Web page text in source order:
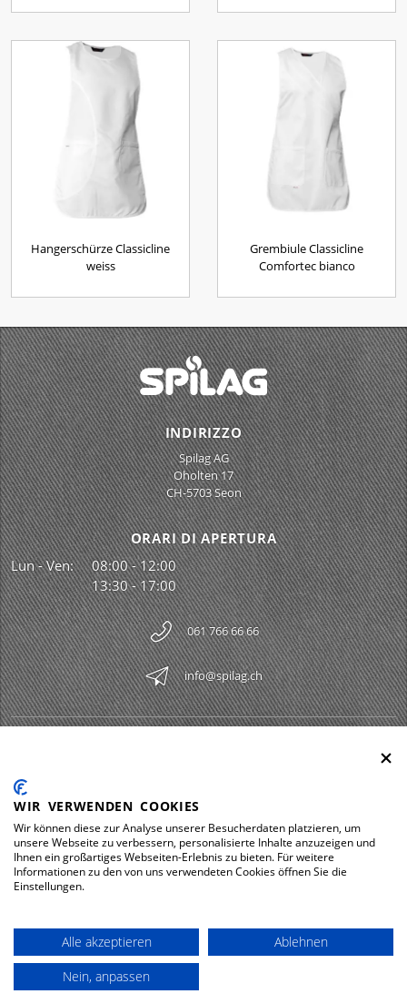
Hangerschürze Classicline
weiss
Grembiule Classicline
Comfortec bianco
INDIRIZZO
Spilag AG
Oholten 17
CH-5703 Seon
ORARI DI APERTURA
Lun - Ven:
08:00 - 12:00
13:30 - 17:00
061 766 66 66
info@spilag.ch
LEGAL
DOWNLOADS
© 2026 Spilag AG
WIR VERWENDEN COOKIES
Wir können diese zur Analyse unserer Besucherdaten platzieren, um
unsere Webseite zu verbessern, personalisierte Inhalte anzuzeigen und
Ihnen ein großartiges Webseiten-Erlebnis zu bieten. Für weitere
Informationen zu den von uns verwendeten Cookies öffnen Sie die
Einstellungen.
Alle akzeptieren
Ablehnen
Nein, anpassen